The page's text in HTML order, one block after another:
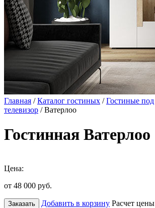
Главная /Каталог гостиных /Гостиные под
телевизор / Ватерлоо
Гостинная Ватерлоо
Цена:
от 48 000 руб.
Заказать Добавить в корзину Расчет цены